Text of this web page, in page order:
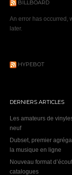
BILLBOARD
An error has occurred,
later.
HYPEBOT
DERNIERS ARTICLES
Les amateurs de
neuf
Dubset, premier
la musique en ligne
Nouveau format
catalogues